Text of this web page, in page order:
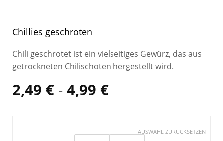
Chillies geschroten
Chili geschrotet ist ein vielseitiges Gewürz, das aus
getrockneten Chilischoten hergestellt wird.
2,49 € - 4,99 €
AUSWAHL ZURÜCKSETZEN